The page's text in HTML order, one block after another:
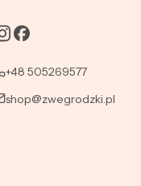
+48 505269577
shop@zwegrodzki.pl